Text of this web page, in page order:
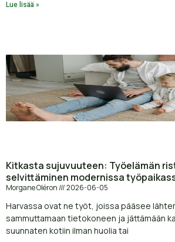
Lue lisää »
Kitkasta sujuvuuteen: Työelämän
selvittäminen modernissa
Morgane Oléron 2026-06-05
Harvassa ovat ne työt, joissa pääsee
sammuttamaan tietokoneen ja jättämään
suunnaten kotiin ilman huolia tai